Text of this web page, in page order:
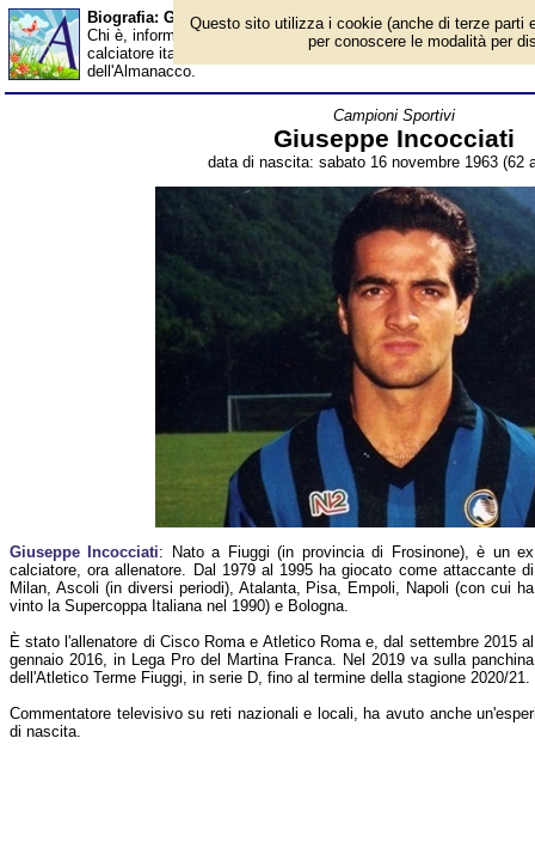
Biografia: Giuseppe Incocciati - età - Almanacco
Chi è, informazioni, foto, qual è la data di nascita, età, dove è
calciatore italiano, allenatore, commentatore tecnico
dell'Almanacco.
Campioni Sportivi
Giuseppe Incocciati
data di nascita: sabato 16 novembre 1963 (62
Giuseppe Incocciati: Nato a Fiuggi (in provincia di Frosinone), è un ex
calciatore, ora allenatore. Dal 1979 al 1995 ha giocato come attaccante di
Milan, Ascoli (in diversi periodi), Atalanta, Pisa, Empoli, Napoli (con cui ha
vinto la Supercoppa Italiana nel 1990) e Bologna.
È stato l'allenatore di Cisco Roma e Atletico Roma e, dal settembre 2015 al
gennaio 2016, in Lega Pro del Martina Franca. Nel 2019 va sulla panchina
dell'Atletico Terme Fiuggi, in serie D, fino al termine della stagione 2020/21.
Commentatore televisivo su reti nazionali e locali, ha avuto anche
di nascita.
Questo sito utilizza i cookie (anche di terze parti
per conoscere le modalità per